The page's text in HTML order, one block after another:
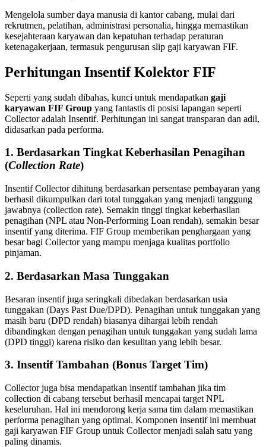
Mengelola sumber daya manusia di kantor cabang, mulai dari
rekrutmen, pelatihan, administrasi personalia, hingga memastikan
kesejahteraan karyawan dan kepatuhan terhadap peraturan
ketenagakerjaan, termasuk pengurusan slip gaji karyawan FIF.
Perhitungan Insentif Kolektor FIF
Seperti yang sudah dibahas, kunci untuk mendapatkan gaji
karyawan FIF Group yang fantastis di posisi lapangan seperti
Collector adalah Insentif. Perhitungan ini sangat transparan dan adil,
didasarkan pada performa.
1. Berdasarkan Tingkat Keberhasilan Penagihan
(Collection Rate)
Insentif Collector dihitung berdasarkan persentase pembayaran yang
berhasil dikumpulkan dari total tunggakan yang menjadi tanggung
jawabnya (collection rate). Semakin tinggi tingkat keberhasilan
penagihan (NPL atau Non-Performing Loan rendah), semakin besar
insentif yang diterima. FIF Group memberikan penghargaan yang
besar bagi Collector yang mampu menjaga kualitas portfolio
pinjaman.
2. Berdasarkan Masa Tunggakan
Besaran insentif juga seringkali dibedakan berdasarkan usia
tunggakan (Days Past Due/DPD). Penagihan untuk tunggakan yang
masih baru (DPD rendah) biasanya dihargai lebih rendah
dibandingkan dengan penagihan untuk tunggakan yang sudah lama
(DPD tinggi) karena risiko dan kesulitan yang lebih besar.
3. Insentif Tambahan (Bonus Target Tim)
Collector juga bisa mendapatkan insentif tambahan jika tim
collection di cabang tersebut berhasil mencapai target NPL
keseluruhan. Hal ini mendorong kerja sama tim dalam memastikan
performa penagihan yang optimal. Komponen insentif ini membuat
gaji karyawan FIF Group untuk Collector menjadi salah satu yang
paling dinamis.